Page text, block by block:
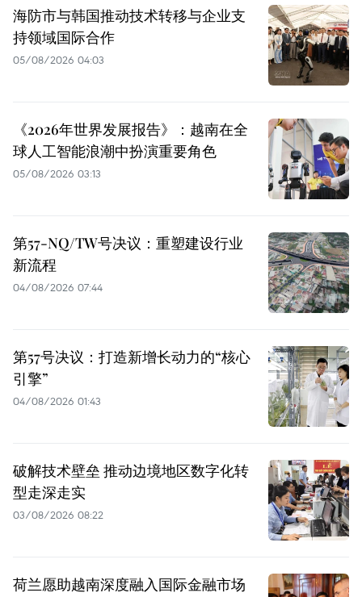
海防市与韩国推动技术转移与企业支
持领域国际合作
05/08/2026 04:03
《2026年世界发展报告》：越南在全
球人工智能浪潮中扮演重要角色
05/08/2026 03:13
第57-NQ/TW号决议：重塑建设行业
新流程
04/08/2026 07:44
第57号决议：打造新增长动力的“核心
引擎”
04/08/2026 01:43
破解技术壁垒 推动边境地区数字化转
型走深走实
03/08/2026 08:22
荷兰愿助越南深度融入国际金融市场